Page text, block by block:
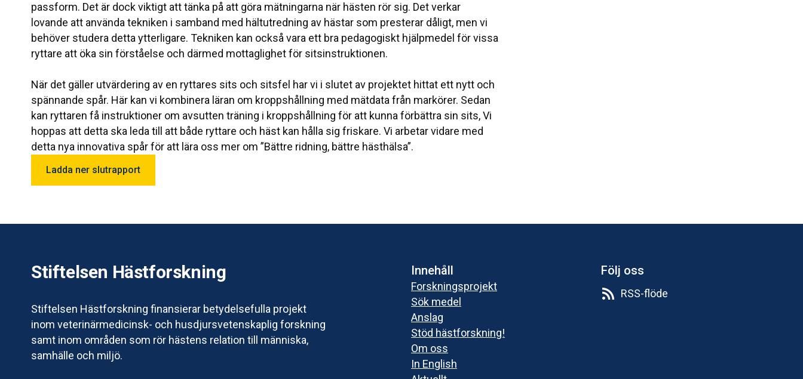
passform. Det är dock viktigt att tänka på att göra mätningarna när hästen rör sig. Det verkar
lovande att använda tekniken i samband med hältutredning av hästar som presterar dåligt, men vi
behöver studera detta ytterligare. Tekniken kan också vara ett bra pedagogiskt hjälpmedel för vissa
ryttare att öka sin förståelse och därmed mottaglighet för sitsinstruktionen.
När det gäller utvärdering av en ryttares sits och sitsfel har vi i slutet av projektet hittat ett nytt och
spännande spår. Här kan vi kombinera läran om kroppshållning med mätdata från markörer. Sedan
kan ryttaren få instruktioner om avsutten träning i kroppshållning för att kunna förbättra sin sits, Vi
hoppas att detta ska leda till att både ryttare och häst kan hålla sig friskare. Vi arbetar vidare med
detta nya innovativa spår för att lära oss mer om ”Bättre ridning, bättre hästhälsa”.
Ladda ner slutrapport
Stiftelsen Hästforskning
Stiftelsen Hästforskning finansierar betydelsefulla projekt
inom veterinärmedicinsk- och husdjursvetenskaplig forskning
samt inom områden som rör hästens relation till människa,
samhälle och miljö.
Innehåll
Forskningsprojekt
Sök medel
Anslag
Stöd hästforskning!
Om oss
In English
Följ oss
RSS-flöde